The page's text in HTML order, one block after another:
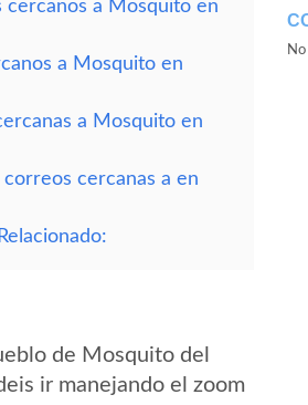
cercanos a Mosquito en
a Mosquito en
a Mosquito en
cercanas a en
de Mosquito del
ir manejando el zoom